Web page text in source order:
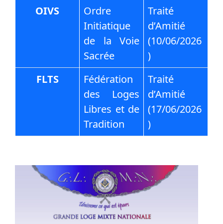
OIVS
Ordre
Initiatique
de la Voie
Sacrée
Traité
d’Amitié
(10/06/2026
)
FLTS
Fédération
des Loges
Libres et de
Tradition
Traité
d’Amitié
(17/06/2026
)